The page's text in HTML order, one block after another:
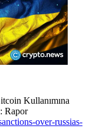
Kullanımına
Rapor
over-russias-